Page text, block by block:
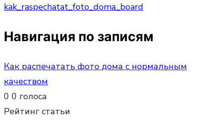
kak_raspechatat_foto_doma_board
Навигация по записям
Как распечатать фото дома с нормальным
качеством
0 0 голоса
Рейтинг статьи